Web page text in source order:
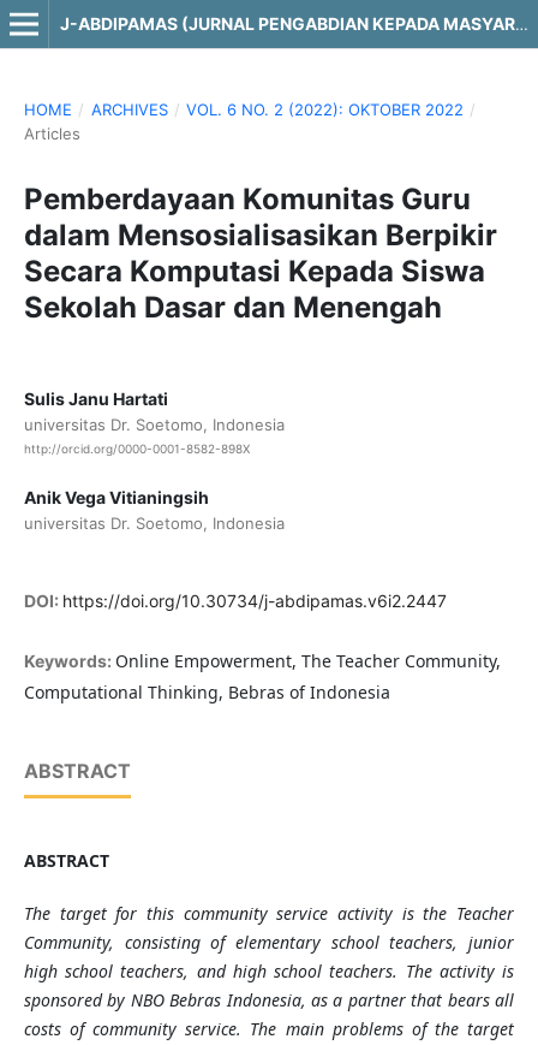
J-ABDIPAMAS (JURNAL PENGABDIAN KEPADA MASYARAKAT)
HOME / ARCHIVES / VOL. 6 NO. 2 (2022): OKTOBER 2022 /
Articles
Pemberdayaan Komunitas Guru
dalam Mensosialisasikan Berpikir
Secara Komputasi Kepada Siswa
Sekolah Dasar dan Menengah
Sulis Janu Hartati
universitas Dr. Soetomo, Indonesia
http://orcid.org/0000-0001-8582-898X
Anik Vega Vitianingsih
universitas Dr. Soetomo, Indonesia
DOI: https://doi.org/10.30734/j-abdipamas.v6i2.2447
Keywords: Online Empowerment, The Teacher Community,
Computational Thinking, Bebras of Indonesia
ABSTRACT
ABSTRACT
The target for this community service activity is the Teacher
Community, consisting of elementary school teachers, junior
high school teachers, and high school teachers. The activity is
sponsored by NBO Bebras Indonesia, as a partner that bears all
costs of community service. The main problems of the target